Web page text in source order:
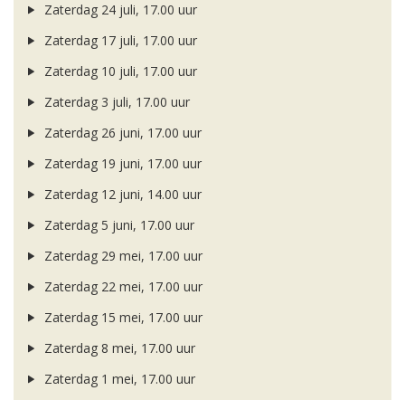
Zaterdag 24 juli, 17.00 uur
Zaterdag 17 juli, 17.00 uur
Zaterdag 10 juli, 17.00 uur
Zaterdag 3 juli, 17.00 uur
Zaterdag 26 juni, 17.00 uur
Zaterdag 19 juni, 17.00 uur
Zaterdag 12 juni, 14.00 uur
Zaterdag 5 juni, 17.00 uur
Zaterdag 29 mei, 17.00 uur
Zaterdag 22 mei, 17.00 uur
Zaterdag 15 mei, 17.00 uur
Zaterdag 8 mei, 17.00 uur
Zaterdag 1 mei, 17.00 uur